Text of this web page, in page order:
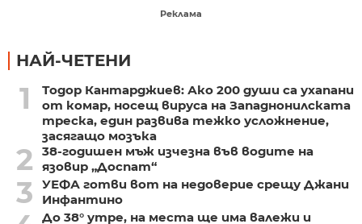
Реклама
НАЙ-ЧЕТЕНИ
1
Тодор Кантарджиев: Ако 200 души са ухапани
от комар, носещ вируса на Западнонилската
треска, един развива тежко усложнение,
засягащо мозъка
2
38-годишен мъж изчезна във водите на
язовир „Доспат“
3
УЕФА готви вот на недоверие срещу Джани
Инфантино
До 38° утре, на места ще има валежи и